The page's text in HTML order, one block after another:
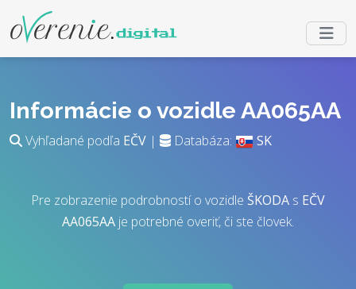
Informácie o vozidle AA065AA
Vyhľadané podľa EČV | Databáza: SK
Pre zobrazenie podrobností o vozidle ŠKODA s EČV
AA065AA je potrebné overiť, či ste človek.